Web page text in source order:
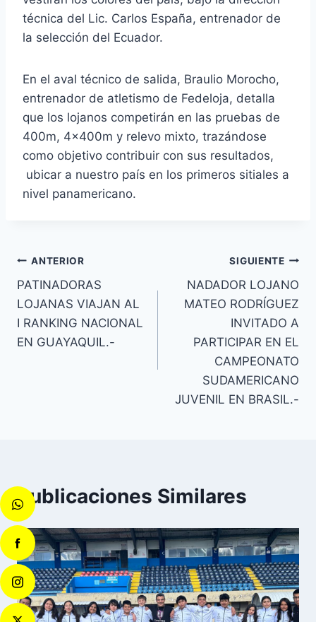
técnica del Lic. Carlos España, entrenador de
la selección del Ecuador.
En el aval técnico de salida, Braulio Morocho,
entrenador de atletismo de Fedeloja, detalla
que los lojanos competirán en las pruebas de
400m, 4x400m y relevo mixto, trazándose
como objetivo contribuir con sus resultados,
ubicar a nuestro país en los primeros sitiales a
nivel panamericano.
ANTERIOR
PATINADORAS
LOJANAS VIAJAN AL
I RANKING NACIONAL
EN GUAYAQUIL.-
SIGUIENTE
NADADOR LOJANO
MATEO RODRÍGUEZ
INVITADO A
PARTICIPAR EN EL
CAMPEONATO
SUDAMERICANO
JUVENIL EN BRASIL.-
Publicaciones Similares